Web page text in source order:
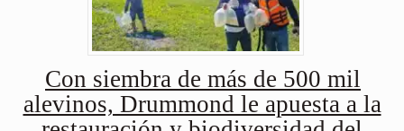
Con siembra de más de 500 mil
alevinos, Drummond le apuesta a la